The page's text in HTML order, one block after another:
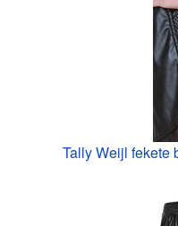
Tally Weijl fekete